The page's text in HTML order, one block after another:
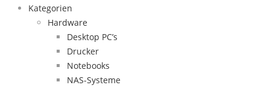
Kategorien
Hardware
Desktop PC’s
Drucker
Notebooks
NAS-Systeme